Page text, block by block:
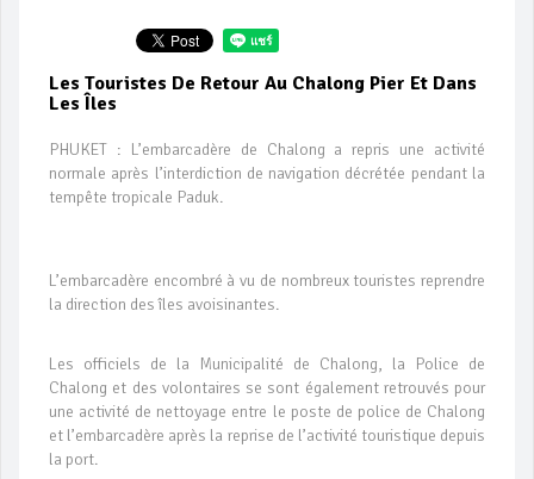
Les Touristes De Retour Au Chalong Pier Et Dans
Les Îles
PHUKET : L’embarcadère de Chalong a repris une activité
normale après l’interdiction de navigation décrétée pendant la
tempête tropicale Paduk.
L’embarcadère encombré à vu de nombreux touristes reprendre
la direction des îles avoisinantes.
Les officiels de la Municipalité de Chalong, la Police de
Chalong et des volontaires se sont également retrouvés pour
une activité de nettoyage entre le poste de police de Chalong
et l’embarcadère après la reprise de l’activité touristique depuis
la port.